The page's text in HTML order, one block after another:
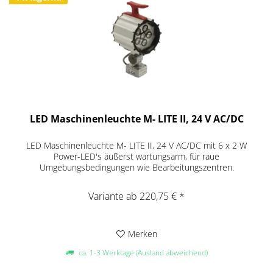
LED Maschinenleuchte M- LITE II, 24 V AC/DC
LED Maschinenleuchte M- LITE II, 24 V AC/DC mit 6 x 2 W
Power-LED's äußerst wartungsarm, für raue
Umgebungsbedingungen wie Bearbeitungszentren.
Variante ab 220,75 € *
Merken
ca. 1-3 Werktage (Ausland abweichend)